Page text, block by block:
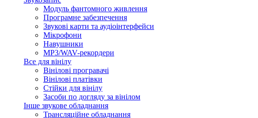
Модуль фантомного живлення
Програмне забезпечення
Звукові карти та аудіоінтерфейси
Мікрофони
Навушники
MP3/WAV-рекордери
Все для вінілу
Вінілові програвачі
Вінілові платівки
Стійки для вінілу
Засоби по догляду за вінілом
Інше звукове обладнання
Трансляційне обладнання